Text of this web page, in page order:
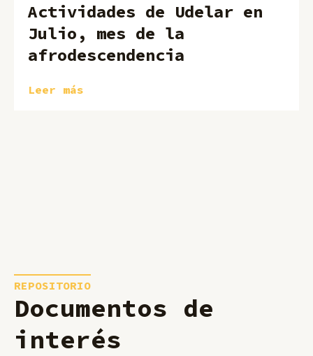
Actividades de Udelar en
Julio, mes de la
afrodescendencia
Leer más
REPOSITORIO
Documentos de
interés